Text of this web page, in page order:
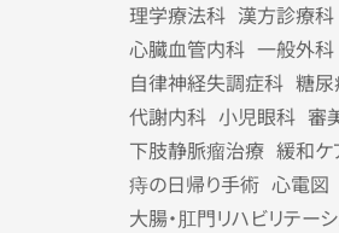
理学療法科 漢方診療科
心臓血管内科 一般外科
自律神経失調症科 糖
代謝内科 小児眼科 審
下肢静脈瘤治療 緩和ケ
痔の日帰り手術 心電図
大腸・肛門リハビリテー